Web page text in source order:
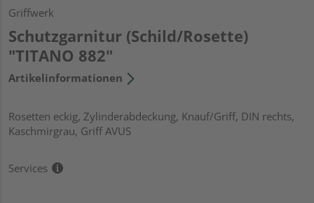
Griffwerk
Schutzgarnitur (Schild/Rosette)
"TITANO 882"
Artikelinformationen
Rosetten eckig, Zylinderabdeckung, Knauf/Griff, DIN rechts,
Kaschmirgrau, Griff AVUS
Services